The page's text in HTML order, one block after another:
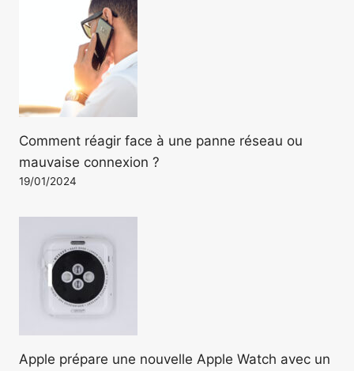
Comment réagir face à une panne réseau ou
mauvaise connexion ?
19/01/2024
Apple prépare une nouvelle Apple Watch avec un